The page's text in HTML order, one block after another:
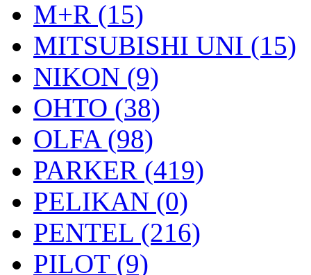
M+R (15)
MITSUBISHI UNI (15)
NIKON (9)
OHTO (38)
OLFA (98)
PARKER (419)
PELIKAN (0)
PENTEL (216)
PILOT (9)